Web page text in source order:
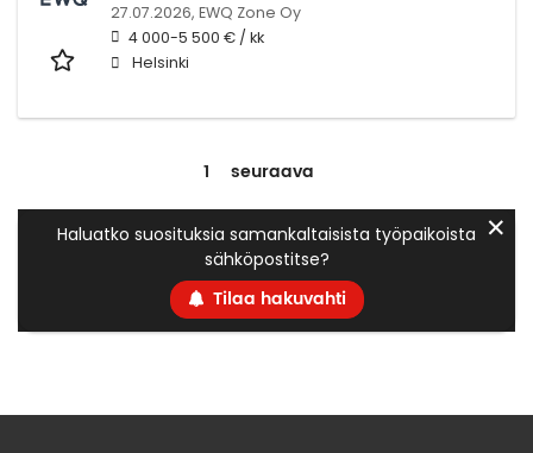
27.07.2026, EWQ Zone Oy
4 000-5 500 € / kk
Helsinki
1 seuraava
Haluatko suosituksia samankaltaisista työpaikoista
sähköpostitse?
Tilaa hakuvahti
✕